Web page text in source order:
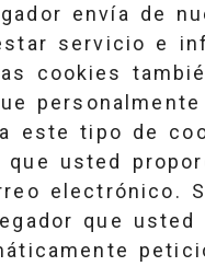
envía de
servicio e
cookies
este tipo de
usted
electrónico.
que